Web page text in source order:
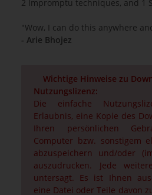
2 Impromptu techniques, and 1
"Wow, I can do this anywhere
- Arie Bhojez
Wichtige Hinweise zu
Nutzungslizenz:
Die einfache
Erlaubnis, eine Kopie des
Ihren persönlichen
Computer bzw. sonstigem
abzuspeichern und/oder
auszudrucken. Jede
untersagt. Es ist Ihnen
eine Datei oder Teile davon